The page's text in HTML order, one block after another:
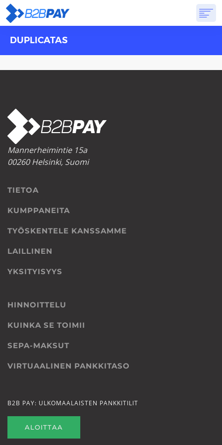
TIETOA RATKAISUTVIRTUAALIPANKKI
DUPLICATAS
Mannerheimintie 15a
00260 Helsinki, Suomi
TIETOA
KUMPPANEITA
TYÖSKENTELE KANSSAMME
LAILLINEN
YKSITYISYYS
HINNOITTELU
KUINKA SE TOIMII
SEPA-MAKSUT
VIRTUAALINEN PANKKITASO
B2B PAY: ULKOMAALAISTEN PANKKITILIT
ALOITTAA